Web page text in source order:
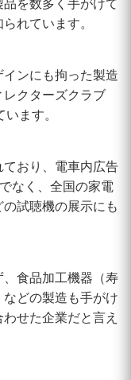
を数多く手がけて
れています。
ンにも拘った製造
クターズクラブ
ます。
おり、電車内広告
なく、全国の家電
試聴機の展示にも
食品加工機器（寿
どの製造も手がけ
せた企業だと言え